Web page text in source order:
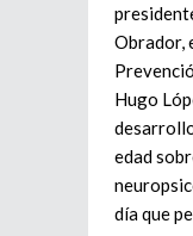
Obrador,
Hugo
edad
día que